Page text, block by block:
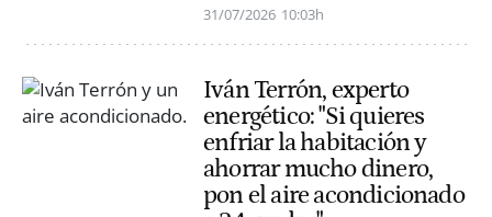
31/07/2026 10:03h
Iván Terrón, experto
energético: "Si quieres
enfriar la habitación y
ahorrar mucho dinero,
pon el aire acondicionado